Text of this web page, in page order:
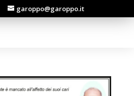
garoppo@garoppo.it